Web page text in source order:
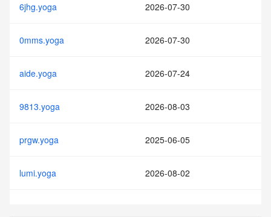
6jhg.yoga 2026-07-30
0mms.yoga 2026-07-30
aide.yoga 2026-07-24
9813.yoga 2026-08-03
prgw.yoga 2025-06-05
lumi.yoga 2026-08-02